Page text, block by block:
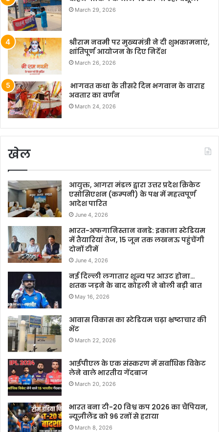
March 29, 2026
श्रीराम नवमी पर मुख्यमंत्री ने दी शुभकामनाएं,
शांतिपूर्ण आयोजन के दिए निर्देश
March 26, 2026
भागवत कथा के तीसरे दिन भगवान के वाराह
अवतार का वर्णन
March 24, 2026
खेल
आयुक्त, आगरा मंडल द्वारा उत्तर प्रदेश क्रिकेट
एसोसिएशन (कम्पनी) के पक्ष में महत्वपूर्ण
आदेश पारित
June 4, 2026
भारत-अफगानिस्तान वनडे: इकाना स्टेडियम
में तैयारियां तेज, 15 जून तक लखनऊ पहुंचेंगी
दोनों टीमें
June 4, 2026
नई दिल्ली लगातार शून्य पर आउट होना…
शतक जड़ने के बाद कोहली ने बोली बड़ी बात
May 16, 2026
आवास विकास का स्टेडियम चढ़ा भ्रष्टाचार की
भेंट
March 22, 2026
आईपीएल के एक संस्करण में सर्वाधिक विकेट
लेने वाले भारतीय गेंदबाज
March 20, 2026
भारत बना टी-20 विश्व कप 2026 का चैंपियन,
न्यूज़ीलैंड को 96 रनों से हराया
March 8, 2026